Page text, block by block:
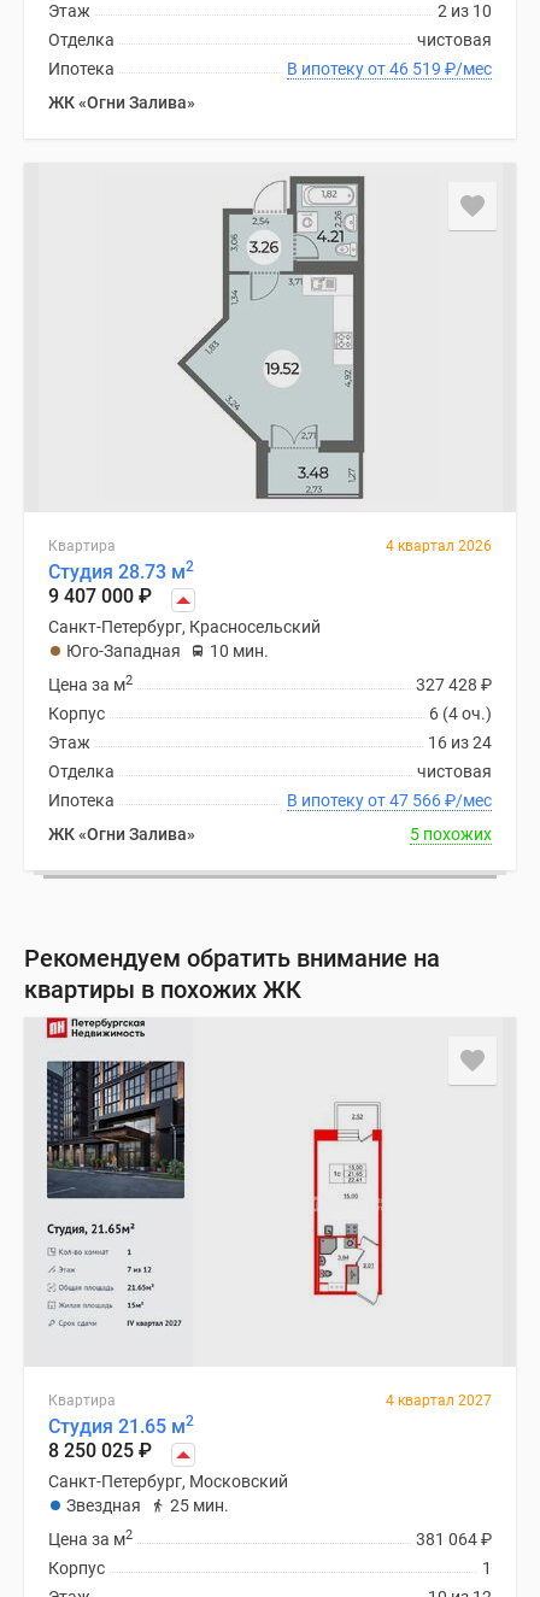
2 из 10
Этаж
чистовая
Отделка
В ипотеку от 46 519 ₽/мес
Ипотека
ЖК «Огни Залива»
Квартира 4 квартал 2026
Студия 28.73 м2
9 407 000 ₽
Санкт-Петербург, Красносельский
Юго-Западная
10 мин.
327 428 ₽
Цена за м2
6 (4 оч.)
Корпус
16 из 24
Этаж
чистовая
Отделка
В ипотеку от 47 566₽/мес
Ипотека
ЖК «Огни Залива»
5 похожих
Рекомендуем обратить внимание на
квартиры в похожих ЖК
Квартира 4 квартал 2027
Студия 21.65 м2
8 250 025 ₽
Санкт-Петербург, Московский
Звездная
25 мин.
381 064₽
Цена за м2
1
Корпус